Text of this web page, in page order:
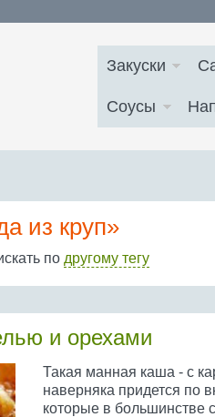
Закуски
Соусы
из круп»
по другому тегу
и орехами
Такая манная каша - с
наверняка придется по
которые в большинстве